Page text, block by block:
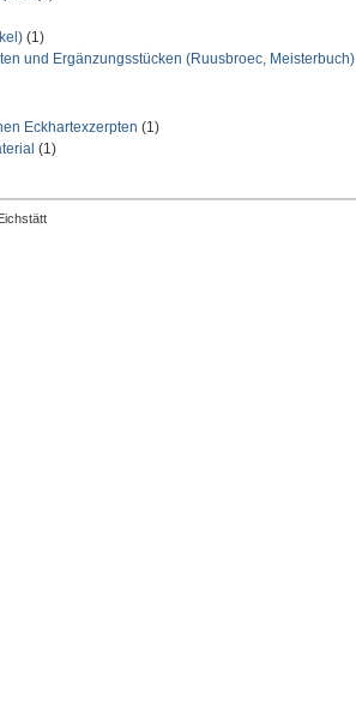
(1)
und Ergänzungsstücken (Ruusbroec, Meisterbuch)
Eckhartexzerpten (1)
(1)